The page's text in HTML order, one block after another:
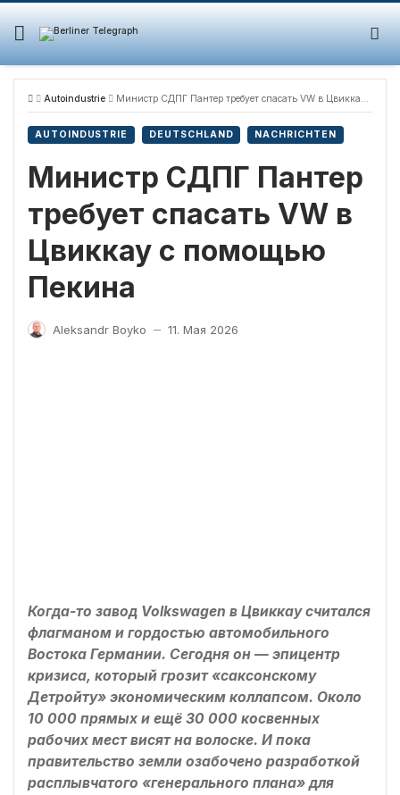
Skip
content
Autoindustrie Министр СДПГ Пантер требует спасать VW в Цвиккау с помощью Пекина
AUTOINDUSTRIE DEUTSCHLAND NACHRICHTEN
Министр СДПГ Пантер
требует спасать VW в
Цвиккау с помощью
Пекина
Aleksandr Boyko — 11. Мая 2026
Когда-то завод Volkswagen в Цвиккау считался
флагманом и гордостью автомобильного
Востока Германии. Сегодня он — эпицентр
кризиса, который грозит «саксонскому
Детройту» экономическим коллапсом. Около
10 000 прямых и ещё 30 000 косвенных
рабочих мест висят на волоске. И пока
правительство земли озабочено разработкой
расплывчатого «генерального плана» для